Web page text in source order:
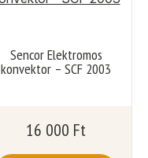
Sencor Elektromos
konvektor – SCF 2003
16 000 Ft